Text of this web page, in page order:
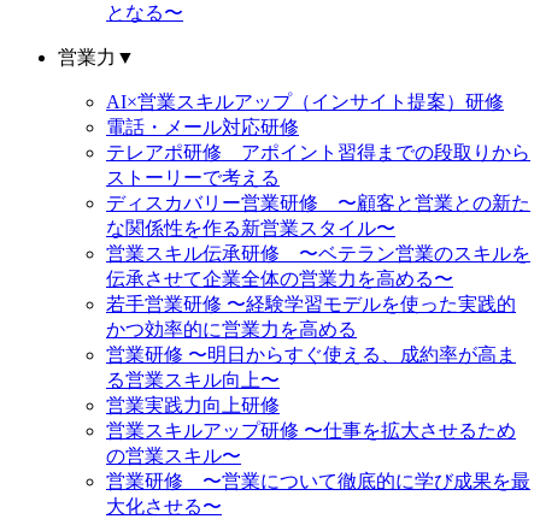
となる〜
営業力 ▼
AI×営業スキルアップ（インサイト提案）研修
電話・メール対応研修
テレアポ研修 アポイント習得までの段取りから
ストーリーで考える
ディスカバリー営業研修 〜顧客と営業との新た
な関係性を作る新営業スタイル〜
営業スキル伝承研修 〜ベテラン営業のスキルを
伝承させて企業全体の営業力を高める〜
若手営業研修 〜経験学習モデルを使った実践的
かつ効率的に営業力を高める
営業研修 〜明日からすぐ使える、成約率が高ま
る営業スキル向上〜
営業実践力向上研修
営業スキルアップ研修 〜仕事を拡大させるため
の営業スキル〜
営業研修 〜営業について徹底的に学び成果を最
大化させる〜